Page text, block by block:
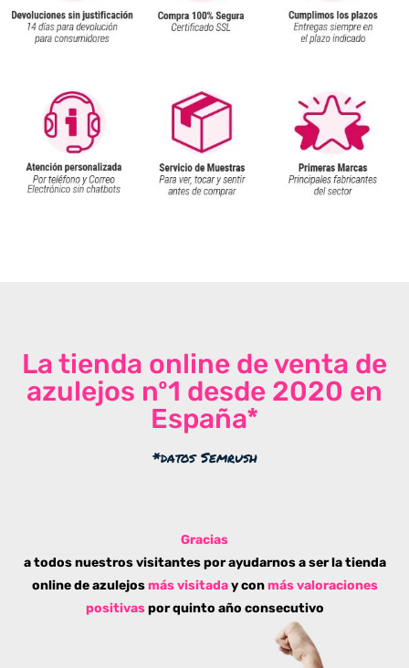
La tienda online de venta de
azulejos nº1 desde 2020 en
España*
*datos Semrush
Gracias
a todos nuestros visitantes por ayudarnos a ser la tienda
online de azulejos más visitaday conmás valoraciones
positivaspor quinto año consecutivo